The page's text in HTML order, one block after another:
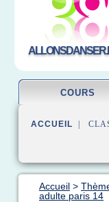
COURS
ACCUEIL |
Accueil >
adulte paris 14